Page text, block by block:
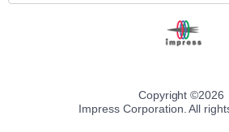
Copyright ©2026
Impress Corporation. All